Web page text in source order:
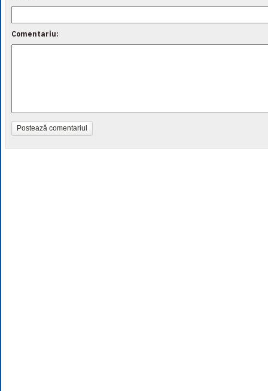
Comentariu:
Postează comentariul